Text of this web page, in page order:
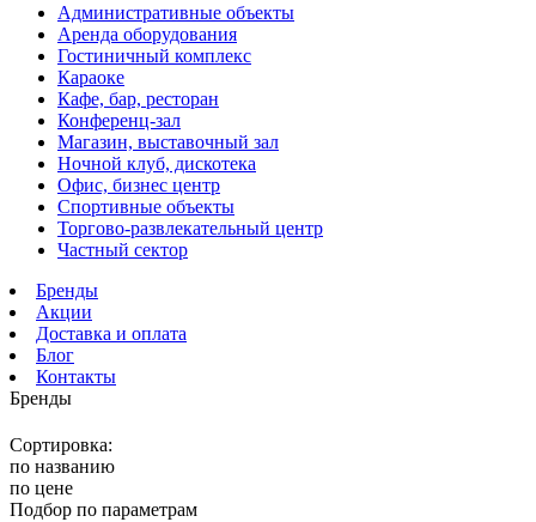
Административные объекты
Аренда оборудования
Гостиничный комплекс
Караоке
Кафе, бар, ресторан
Конференц-зал
Магазин, выставочный зал
Ночной клуб, дискотека
Офис, бизнес центр
Спортивные объекты
Торгово-развлекательный центр
Частный сектор
Бренды
Акции
Доставка и оплата
Блог
Контакты
Бренды
Сортировка:
по названию
по цене
Подбор по параметрам